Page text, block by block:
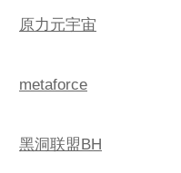
原力元宇宙
metaforce
黑洞联盟BH